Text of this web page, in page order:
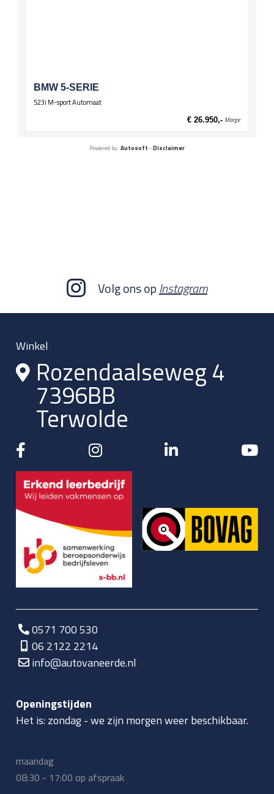
BMW 5-SERIE
523i M-sport Automaat
€ 26.950,- Marge
Powered by: Autosoft -Disclaimer
Volg ons opInstagram
Winkel
Rozendaalseweg 4
7396BB
Terwolde
0571 700 530
06 2122 2214
info@autovaneerde.nl
Openingstijden
Het is:zondag-we zijn morgen weer beschikbaar.
maandag
08:30 - 17:00 op afspraak